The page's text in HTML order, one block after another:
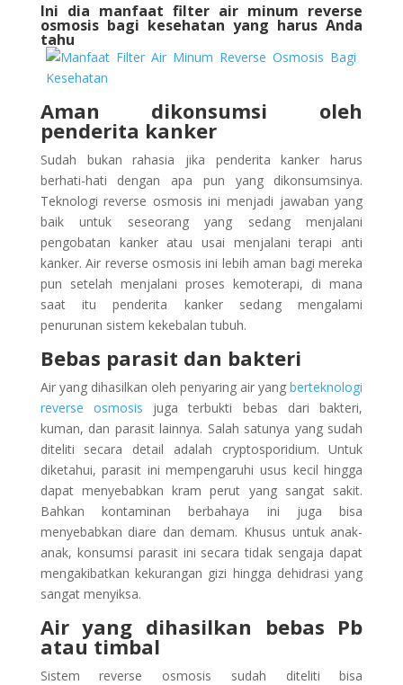
Ini dia manfaat filter air minum reverse
osmosis bagi kesehatan yang harus Anda
tahu
Aman dikonsumsi oleh
penderita kanker
Sudah bukan rahasia jika penderita kanker harus
berhati-hati dengan apa pun yang dikonsumsinya.
Teknologi reverse osmosis ini menjadi jawaban yang
baik untuk seseorang yang sedang menjalani
pengobatan kanker atau usai menjalani terapi anti
kanker. Air reverse osmosis ini lebih aman bagi mereka
pun setelah menjalani proses kemoterapi, di mana
saat itu penderita kanker sedang mengalami
penurunan sistem kekebalan tubuh.
Bebas parasit dan bakteri
Air yang dihasilkan oleh penyaring air yangberteknologi
reverse osmosis juga terbukti bebas dari bakteri,
kuman, dan parasit lainnya. Salah satunya yang sudah
diteliti secara detail adalah cryptosporidium. Untuk
diketahui, parasit ini mempengaruhi usus kecil hingga
dapat menyebabkan kram perut yang sangat sakit.
Bahkan kontaminan berbahaya ini juga bisa
menyebabkan diare dan demam. Khusus untuk anak-
anak, konsumsi parasit ini secara tidak sengaja dapat
mengakibatkan kekurangan gizi hingga dehidrasi yang
sangat menyiksa.
Air yang dihasilkan bebas Pb
atau timbal
Sistem reverse osmosis sudah diteliti bisa